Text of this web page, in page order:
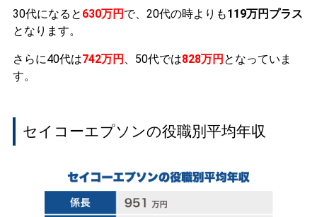
30代になると 630万円 で、20代の時よりも119万円プラス
となります。
さらに40代は742万円 、50代では828万円 となっていま
す。
セイコーエプソンの役職別平均年収